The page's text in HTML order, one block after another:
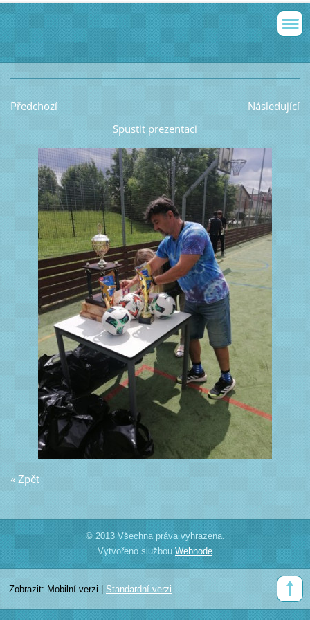
Předchozí
Následující
Spustit prezentaci
« Zpět
© 2013 Všechna práva vyhrazena.
Vytvořeno službou Webnode
Zobrazit: Mobilní verzi Standardní verzi